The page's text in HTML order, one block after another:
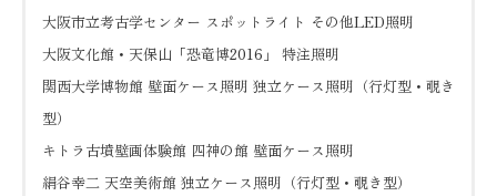
大阪市立考古学センター スポットライト その他LED照明
大阪文化館・天保山「恐竜博2016」 特注照明
関西大学博物館 壁面ケース照明 独立ケース照明（行灯型・覗き
型）
キトラ古墳壁画体験館 四神の館 壁面ケース照明
絹谷幸二 天空美術館 独立ケース照明（行灯型・覗き型）